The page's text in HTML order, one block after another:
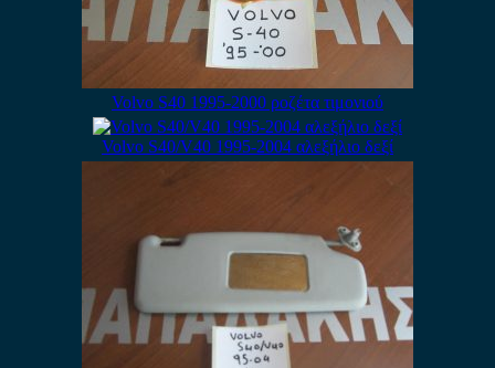
Volvo S40 1995-2000 ροζέτα τιμονιού
Volvo S40/V40 1995-2004 αλεξήλιο δεξί